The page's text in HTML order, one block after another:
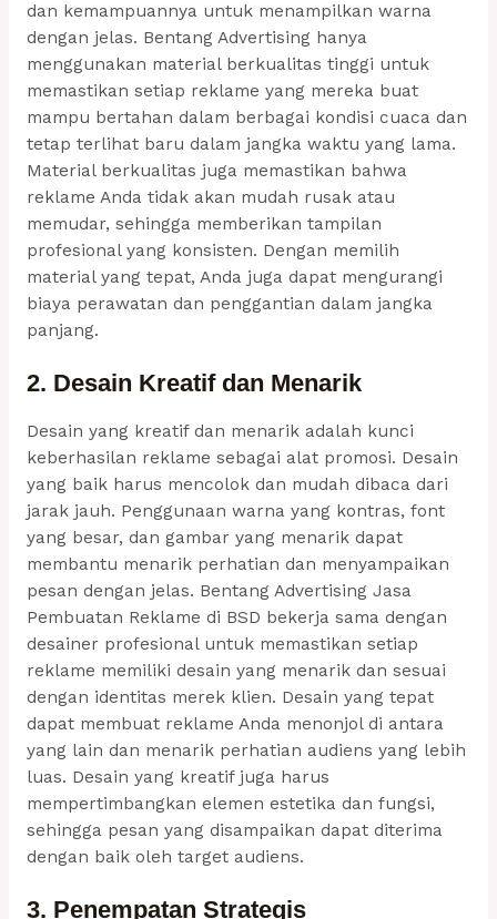
dan kemampuannya untuk menampilkan warna
dengan jelas. Bentang Advertising hanya
menggunakan material berkualitas tinggi untuk
memastikan setiap reklame yang mereka buat
mampu bertahan dalam berbagai kondisi cuaca dan
tetap terlihat baru dalam jangka waktu yang lama.
Material berkualitas juga memastikan bahwa
reklame Anda tidak akan mudah rusak atau
memudar, sehingga memberikan tampilan
profesional yang konsisten. Dengan memilih
material yang tepat, Anda juga dapat mengurangi
biaya perawatan dan penggantian dalam jangka
panjang.
2. Desain Kreatif dan Menarik
Desain yang kreatif dan menarik adalah kunci
keberhasilan reklame sebagai alat promosi. Desain
yang baik harus mencolok dan mudah dibaca dari
jarak jauh. Penggunaan warna yang kontras, font
yang besar, dan gambar yang menarik dapat
membantu menarik perhatian dan menyampaikan
pesan dengan jelas. Bentang Advertising Jasa
Pembuatan Reklame di BSD bekerja sama dengan
desainer profesional untuk memastikan setiap
reklame memiliki desain yang menarik dan sesuai
dengan identitas merek klien. Desain yang tepat
dapat membuat reklame Anda menonjol di antara
yang lain dan menarik perhatian audiens yang lebih
luas. Desain yang kreatif juga harus
mempertimbangkan elemen estetika dan fungsi,
sehingga pesan yang disampaikan dapat diterima
dengan baik oleh target audiens.
3. Penempatan Strategis